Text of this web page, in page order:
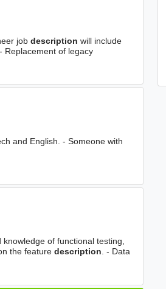
job description will include
Replacement of legacy
and English. - Someone with
of functional testing,
the feature description. - Data